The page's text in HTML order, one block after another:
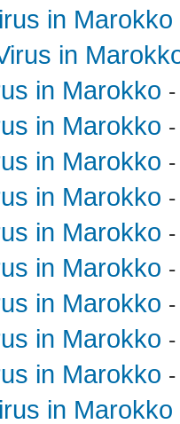
in Marokko
in
in Marokko
in Marokko
in Marokko
in Marokko
in Marokko
in Marokko
in Marokko
in Marokko
in Marokko
in Marokko